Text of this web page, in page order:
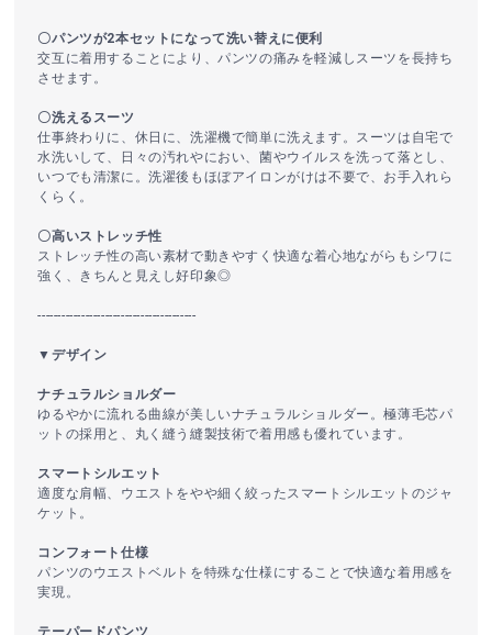
〇パンツが2本セットになって洗い替えに便利
交互に着用することにより、パンツの痛みを軽減しスーツを長持ち
させます。
〇洗えるスーツ
仕事終わりに、休日に、洗濯機で簡単に洗えます。スーツは自宅で
水洗いして、日々の汚れやにおい、菌やウイルスを洗って落とし、
いつでも清潔に。洗濯後もほぼアイロンがけは不要で、お手入れら
くらく。
〇高いストレッチ性
ストレッチ性の高い素材で動きやすく快適な着心地ながらもシワに
強く、きちんと見えし好印象◎
----------------------------------------
▼デザイン
ナチュラルショルダー
ゆるやかに流れる曲線が美しいナチュラルショルダー。極薄毛芯パ
ットの採用と、丸く縫う縫製技術で着用感も優れています。
スマートシルエット
適度な肩幅、ウエストをやや細く絞ったスマートシルエットのジャ
ケット。
コンフォート仕様
パンツのウエストベルトを特殊な仕様にすることで快適な着用感を
実現。
テーパードパンツ